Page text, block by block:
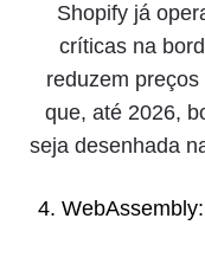
Shopify já
críticas na
reduzem
que, até 2026,
seja desenhada
4.